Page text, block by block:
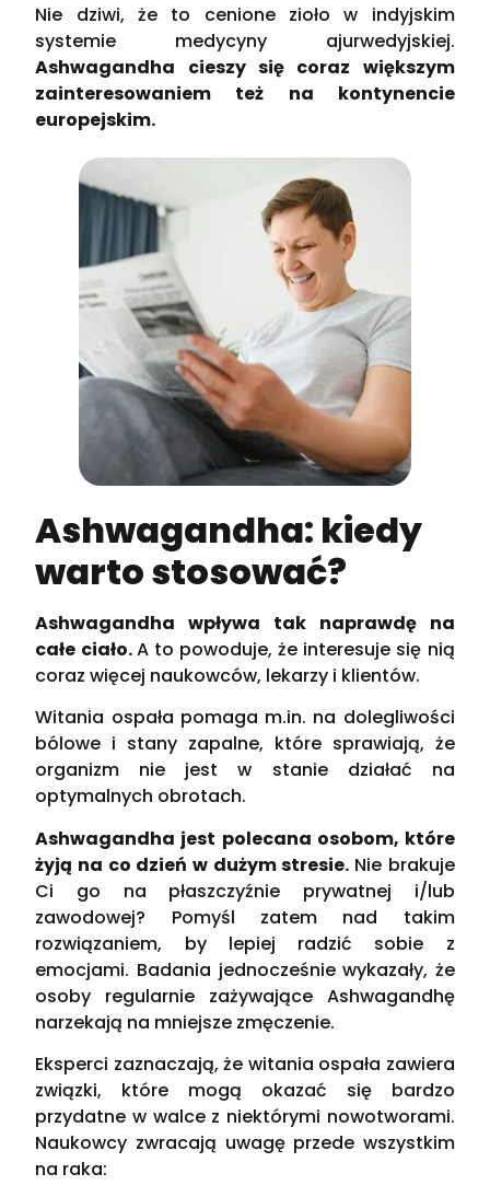
Nie dziwi, że to cenione zioło w indyjskim
systemie medycyny ajurwedyjskiej.
Ashwagandha cieszy się coraz większym
zainteresowaniem też na kontynencie
europejskim.
Ashwagandha: kiedy
warto stosować?
Ashwagandha wpływa tak naprawdę na
całe ciało.A to powoduje, że interesuje się nią
coraz więcej naukowców, lekarzy i klientów.
Witania ospała pomaga m.in. na dolegliwości
bólowe i stany zapalne, które sprawiają, że
organizm nie jest w stanie działać na
optymalnych obrotach.
Ashwagandha jest polecana osobom, które
żyją na co dzień w dużym stresie. Nie brakuje
Ci go na płaszczyźnie prywatnej i/lub
zawodowej? Pomyśl zatem nad takim
rozwiązaniem, by lepiej radzić sobie z
emocjami. Badania jednocześnie wykazały, że
osoby regularnie zażywające Ashwagandhę
narzekają na mniejsze zmęczenie.
Eksperci zaznaczają, że witania ospała zawiera
związki, które mogą okazać się bardzo
przydatne w walce z niektórymi nowotworami.
Naukowcy zwracają uwagę przede wszystkim
na raka: